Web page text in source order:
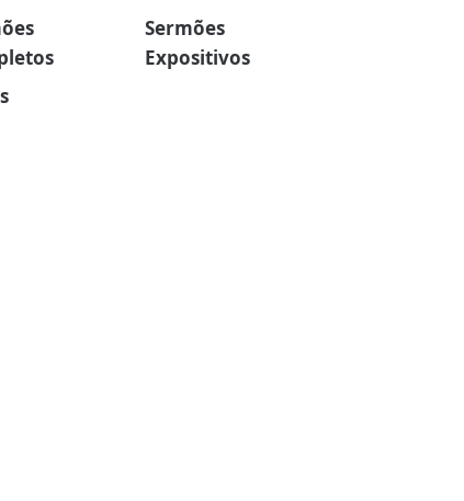
Sermões
Expositivos